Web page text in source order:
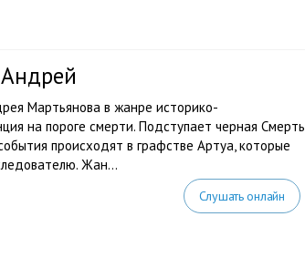
Мартьянова в жанре историко-
на пороге смерти. Подступает черная Смерть
происходят в графстве Артуа, которые
Жан...
Слушать онлайн